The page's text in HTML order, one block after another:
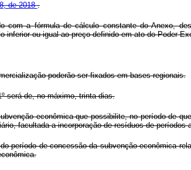
de 2018.
a fórmula de cálculo constante do Anexo,
ou igual ao preço definido em ato do Poder
poderão ser fixados em bases regionais.
será de, no máximo, trinta dias.
econômica que possibilite, no período de
facultada a incorporação de resíduos de
período de concessão da subvenção econômica